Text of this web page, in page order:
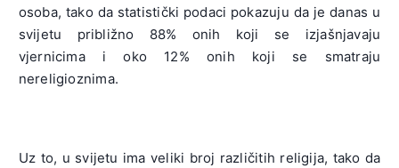
osoba, tako da statistički podaci pokazuju da je danas u
svijetu približno 88% onih koji se izjašnjavaju
vjernicima i oko 12% onih koji se smatraju
nereligioznima.
Uz to, u svijetu ima veliki broj različitih religija, tako da